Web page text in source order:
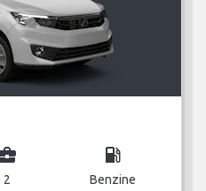
2
local_gas_station
Benzine